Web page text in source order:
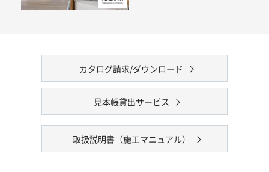
カタログ請求/ダウンロード
見本帳貸出サービス
取扱説明書（施工マニュアル）